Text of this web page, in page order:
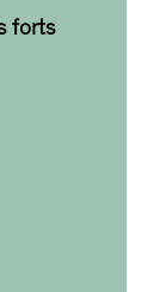
forts